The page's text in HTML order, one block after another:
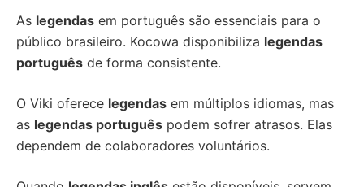
As legendas em português são essenciais para o
público brasileiro. Kocowa disponibiliza legendas
português de forma consistente.
O Viki oferece legendas em múltiplos idiomas, mas
as legendas português podem sofrer atrasos. Elas
dependem de colaboradores voluntários.